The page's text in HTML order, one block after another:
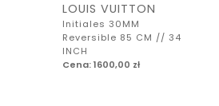
LOUIS VUITTON
Initiales 30MM
Reversible 85 CM // 34
INCH
Cena: 1600,00 zł